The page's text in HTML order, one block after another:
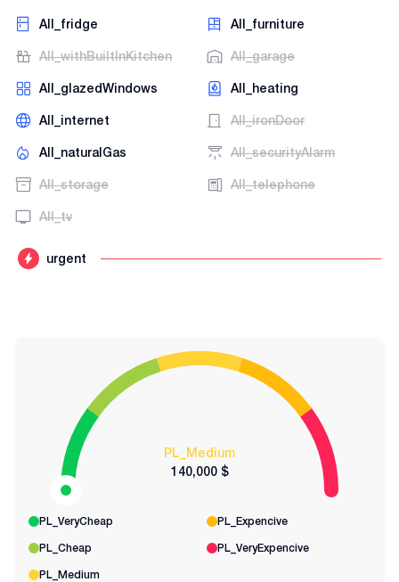
AII_fridge AII_furniture
AII_withBuiltInKitchen AII_garage
AII_glazedWindows AII_heating
AII_internet AII_ironDoor
AII_naturalGas AII_securityAlarm
AII_storage AII_telephone
AII_tv
urgent
PL_Medium
140,000 $
PL_VeryCheap PL_Expencive
PL_Cheap PL_VeryExpencive
PL_Medium